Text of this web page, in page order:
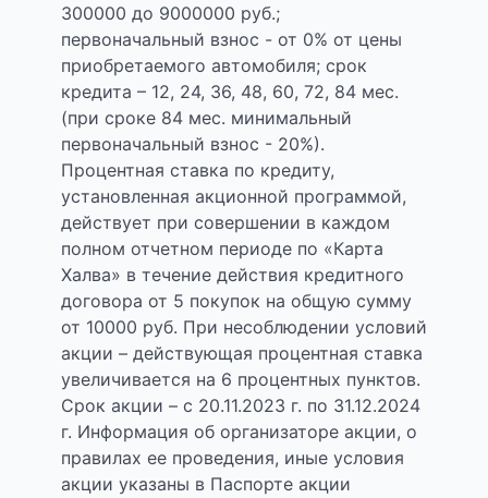
300000 до 9000000 руб.;
первоначальный взнос - от 0% от цены
приобретаемого автомобиля; срок
кредита – 12, 24, 36, 48, 60, 72, 84 мес.
(при сроке 84 мес. минимальный
первоначальный взнос - 20%).
Процентная ставка по кредиту,
установленная акционной программой,
действует при совершении в каждом
полном отчетном периоде по «Карта
Халва» в течение действия кредитного
договора от 5 покупок на общую сумму
от 10000 руб. При несоблюдении условий
акции – действующая процентная ставка
увеличивается на 6 процентных пунктов.
Срок акции – с 20.11.2023 г. по 31.12.2024
г. Информация об организаторе акции, о
правилах ее проведения, иные условия
акции указаны в Паспорте акции